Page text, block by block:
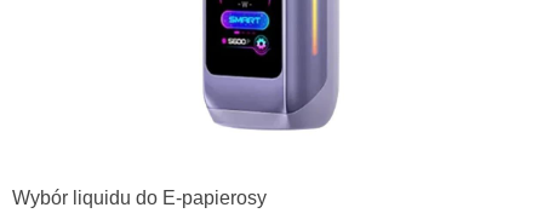
Wybór liquidu do E-papierosy